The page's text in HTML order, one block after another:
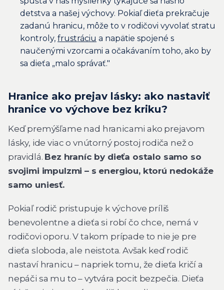
detstva a našej výchovy. Pokiaľ dieťa prekračuje
zadanú hranicu, môže to v rodičovi vyvolať stratu
kontroly, frustráciu a napätie spojené s
naučenými vzorcami a očakávaním toho, ako by
sa dieťa „malo správať."
Hranice ako prejav lásky: ako nastaviť
hranice vo výchove bez kriku?
Keď premýšľame nad hranicami ako prejavom
lásky, ide viac o vnútorný postoj rodiča než o
pravidlá. Bez hraníc by dieťa ostalo samo so
svojimi impulzmi – s energiou, ktorú nedokáže
samo uniesť.
Pokiaľ rodič pristupuje k výchove príliš
benevolentne a dieťa si robí čo chce, nemá v
rodičovi oporu. V takom prípade to nie je pre
dieťa sloboda, ale neistota. Avšak keď rodič
nastaví hranicu – napriek tomu, že dieťa kričí a
nepáči sa mu to – vytvára pocit bezpečia. Dieťa